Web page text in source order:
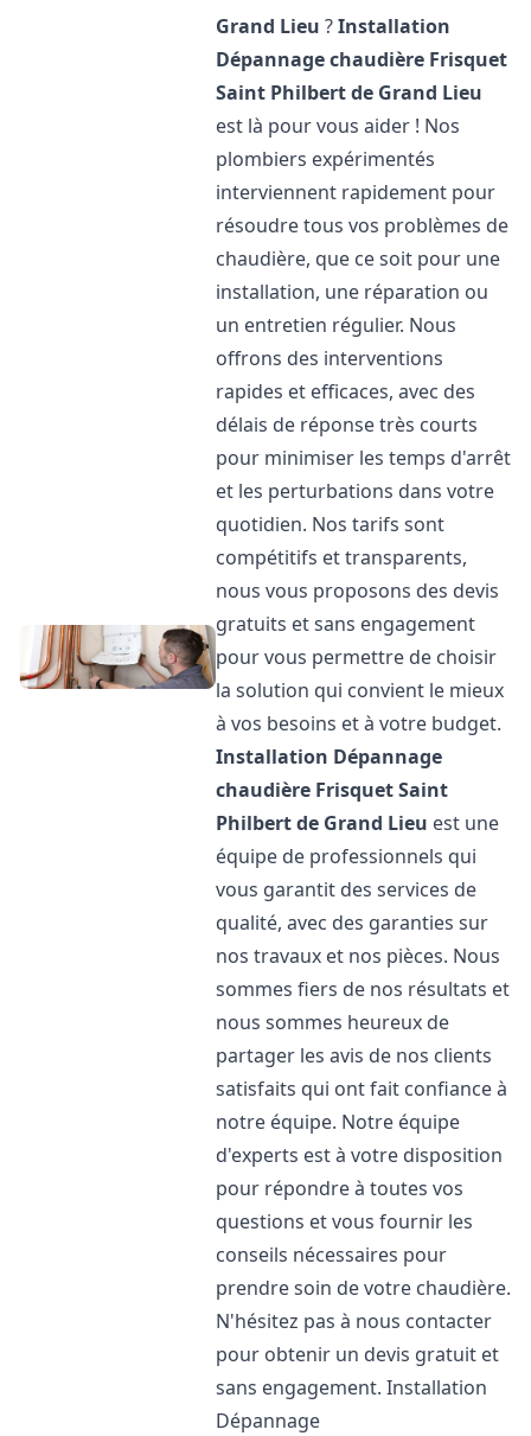
Grand Lieu ?Installation
Dépannage chaudière Frisquet
Saint Philbert de Grand Lieu
est là pour vous aider ! Nos
plombiers expérimentés
interviennent rapidement pour
résoudre tous vos problèmes de
chaudière, que ce soit pour une
installation, une réparation ou
un entretien régulier. Nous
offrons des interventions
rapides et efficaces, avec des
délais de réponse très courts
pour minimiser les temps d'arrêt
et les perturbations dans votre
quotidien. Nos tarifs sont
compétitifs et transparents,
nous vous proposons des devis
gratuits et sans engagement
pour vous permettre de choisir
la solution qui convient le mieux
à vos besoins et à votre budget.
Installation Dépannage
chaudière FrisquetSaint
Philbert de Grand Lieu est une
équipe de professionnels qui
vous garantit des services de
qualité, avec des garanties sur
nos travaux et nos pièces. Nous
sommes fiers de nos résultats et
nous sommes heureux de
partager les avis de nos clients
satisfaits qui ont fait confiance à
notre équipe. Notre équipe
d'experts est à votre disposition
pour répondre à toutes vos
questions et vous fournir les
conseils nécessaires pour
prendre soin de votre chaudière.
N'hésitez pas à nous contacter
pour obtenir un devis gratuit et
sans engagement. Installation
Dépannage